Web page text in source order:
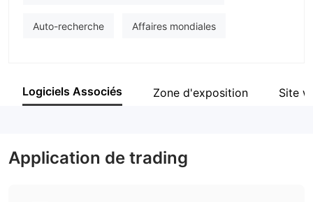
Auto-recherche Affaires mondiales
Logiciels Associés Zone d'exposition Site
Application de trading